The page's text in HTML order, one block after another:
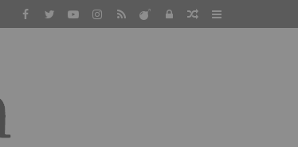
Sidebar
Article
Connexion
Dailymotion
RSS
Instagram
YouTube
Twitter
Facebook